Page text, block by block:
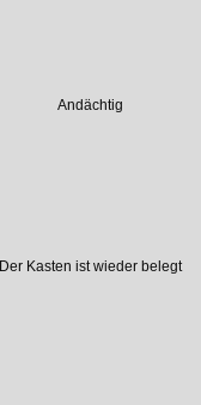
Andächtig
Der Kasten ist wieder belegt